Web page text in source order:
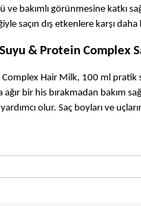
ve bakımlı görünmesine katkı
saçın dış etkenlere karşı
& Protein Complex
Hair Milk, 100 ml
ağır bir his bırakmadan
olur. Saç boyları ve